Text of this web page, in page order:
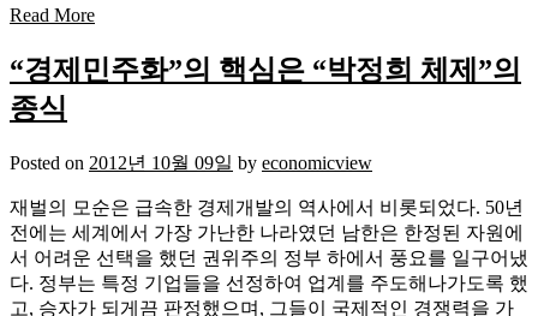
Read More
“경제민주화”의 핵심은 “박정희 체제”의
종식
Posted on 2012년 10월 09일 by economicview
재벌의 모순은 급속한 경제개발의 역사에서 비롯되었다. 50년
전에는 세계에서 가장 가난한 나라였던 남한은 한정된 자원에
서 어려운 선택을 했던 권위주의 정부 하에서 풍요를 일구어냈
다. 정부는 특정 기업들을 선정하여 업계를 주도해나가도록 했
고, 승자가 되게끔 판정했으며, 그들이 국제적인 경쟁력을 가